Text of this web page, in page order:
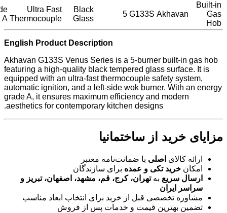
Built-in
Gas
Hob
Akhavan
G133S
5
Black
Glass
Ultra Fast
Thermocouple
A
English Product Description
Akhavan G133S Venus Series is a 5-burner built-in gas hob
featuring a high-quality black tempered glass surface. It is
equipped with an ultra-fast thermocouple safety system,
automatic ignition, and a left-side wok burner. With an energy
grade A, it ensures maximum efficiency and modern
aesthetics for contemporary kitchen designs.
مزایای خرید از ساختمانیا
ارائه کالای اصلی با ضمانت‌نامه معتبر
امکان خرید تکی و عمده برای سازندگان
ارسال سریع بهتهران، کرج، قم، مشهد، اصفهان، تبریز و
سراسر ایران
مشاوره تخصصی قبل از خرید برای انتخاب ابعاد مناسب
تضمین بهترین قیمت و خدمات پس از فروش